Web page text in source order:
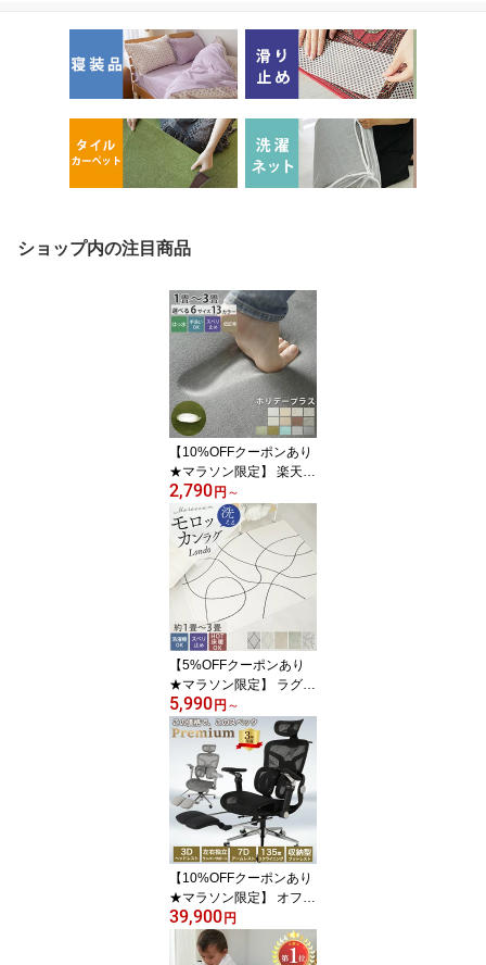
ショップ内の注目商品
【10%OFFクーポンあり
★マラソン限定】 楽天1
位 ラグ ラグマット はっ
水 洗える カーペット 低
反発 厚手 極厚 オールシ
ーズン ラグカーペット
絨毯 ペット 小さめ 大き
め 北欧 オシャレ リビン
グ 夏用 夏ラグ ふかふか
ホリデープラス1畳
2,790 円 ～
【5%OFFクーポンあり
★マラソン限定】 ラグ
ラグマット カーペット
ベニワレン 洗える 北欧
韓国 おしゃれ オシャレ
オールシーズン モロッコ
モロッカン 絨毯 かわい
い シャギーラグ 正方形
長方形 ラグカーペット
小さめ 韓国風 白 夏用
5,990 円 ～
【10%OFFクーポンあり
★マラソン限定】 オフィ
スチェア メッシュ デス
クチェア パソコンチェア
事務 椅子 ハイバック リ
39,900 円